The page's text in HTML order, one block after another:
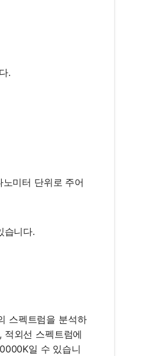
.
미터 단위로 주어
습니다.
스펙트럼을 분석하
외선 스펙트럼에
일 수 있습니